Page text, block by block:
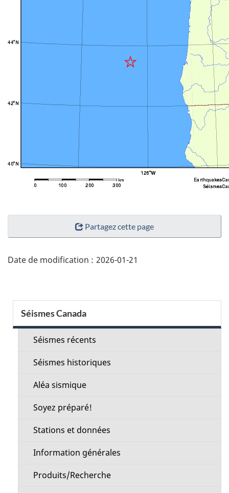
"Détails
page"
Partagez cette page
Date de modification : 2026-01-21
Menu
de
Séismes Canada
Séismes récents
Séismes historiques
Aléa sismique
Soyez préparé!
Stations et données
Information générales
Produits/Recherche